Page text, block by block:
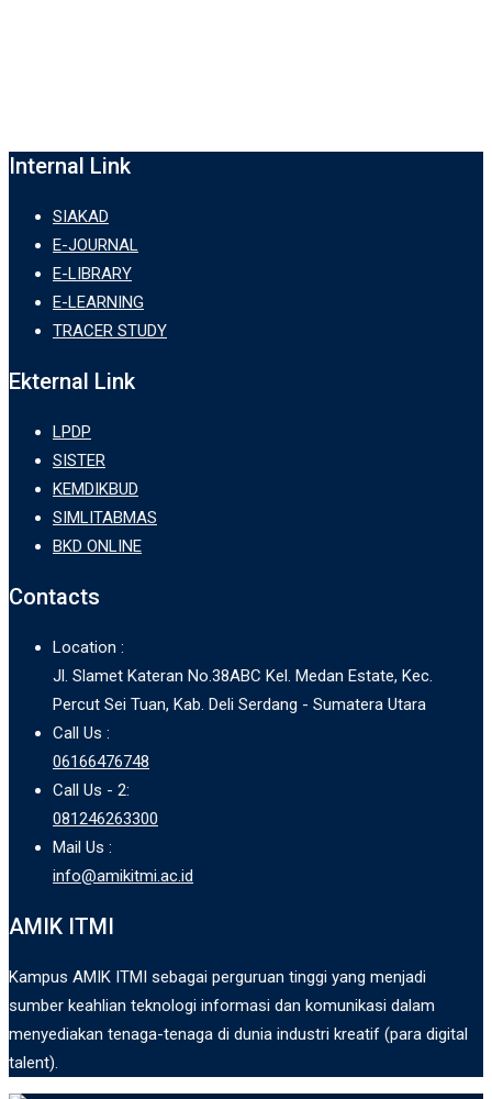
Internal Link
SIAKAD
E-JOURNAL
E-LIBRARY
E-LEARNING
TRACER STUDY
Ekternal Link
LPDP
SISTER
KEMDIKBUD
SIMLITABMAS
BKD ONLINE
Contacts
Location :
Jl. Slamet Kateran No.38ABC Kel. Medan Estate, Kec.
Percut Sei Tuan, Kab. Deli Serdang - Sumatera Utara
Call Us :
06166476748
Call Us - 2:
081246263300
Mail Us :
info@amikitmi.ac.id
AMIK ITMI
Kampus AMIK ITMI sebagai perguruan tinggi yang menjadi
sumber keahlian teknologi informasi dan komunikasi dalam
menyediakan tenaga-tenaga di dunia industri kreatif (para digital
talent).